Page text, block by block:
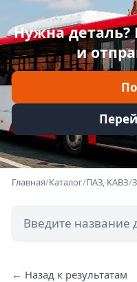
Нужна
и
Главная/Каталог/ПАЗ, КАВЗ/
← Назад к результатам